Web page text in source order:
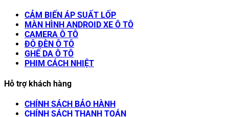
CẢM BIẾN ÁP SUẤT LỐP
MÀN HÌNH ANDROID XE Ô TÔ
CAMERA Ô TÔ
ĐỘ ĐÈN Ô TÔ
GHẾ DA Ô TÔ
PHIM CÁCH NHIỆT
Hỗ trợ khách hàng
CHÍNH SÁCH BẢO HÀNH
CHÍNH SÁCH THANH TOÁN